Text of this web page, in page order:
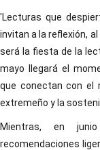
'Lecturas que
invitan a la reflexión,
será la fiesta de la
mayo llegará el
que conectan con el
extremeño y la
Mientras, en
recomendaciones